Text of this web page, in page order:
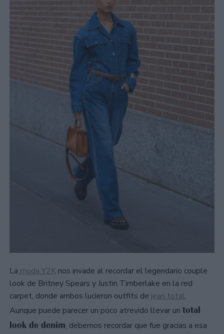
La moda Y2K nos invade al recordar el legendario couple
look de Britney Spears y Justin Timberlake en la red
carpet, donde ambos lucieron outfits de jean total.
Aunque puede parecer un poco atrevido llevar un total
look de denim, debemos recordar que fue gracias a esa